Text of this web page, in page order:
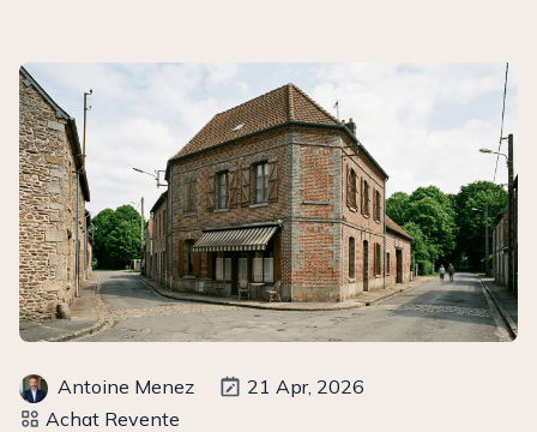
Antoine Menez
21 Apr, 2026
Achat Revente